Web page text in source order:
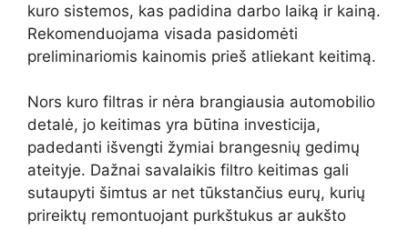
kuro sistemos, kas padidina darbo laiką ir kainą.
Rekomenduojama visada pasidomėti
preliminariomis kainomis prieš atliekant keitimą.
Nors kuro filtras ir nėra brangiausia automobilio
detalė, jo keitimas yra būtina investicija,
padedanti išvengti žymiai brangesnių gedimų
ateityje. Dažnai savalaikis filtro keitimas gali
sutaupyti šimtus ar net tūkstančius eurų, kurių
prireiktų remontuojant purkštukus ar aukšto